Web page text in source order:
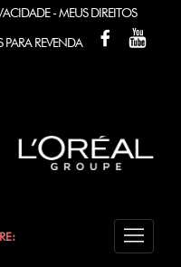
- MEUS DIREITOS
PARA REVENDA
FACEBOOK